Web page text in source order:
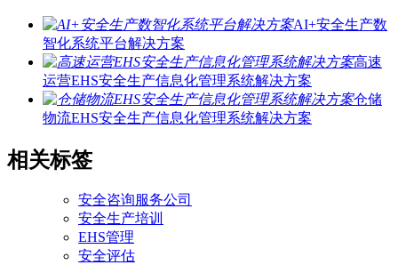
AI+安全生产数
智化系统平台解决方案
高速
运营EHS安全生产信息化管理系统解决方案
仓储
物流EHS安全生产信息化管理系统解决方案
相关标签
安全咨询服务公司
安全生产培训
EHS管理
安全评估